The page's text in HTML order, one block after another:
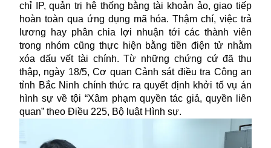
chỉ IP, quản trị hệ thống bằng tài khoản ảo, giao tiếp
hoàn toàn qua ứng dụng mã hóa. Thậm chí, việc trả
lương hay phân chia lợi nhuận tới các thành viên
trong nhóm cũng thực hiện bằng tiền điện tử nhằm
xóa dấu vết tài chính. Từ những chứng cứ đã thu
thập, ngày 18/5, Cơ quan Cảnh sát điều tra Công an
tỉnh Bắc Ninh chính thức ra quyết định khởi tố vụ án
hình sự về tội “Xâm phạm quyền tác giả, quyền liên
quan” theo Điều 225, Bộ luật Hình sự.